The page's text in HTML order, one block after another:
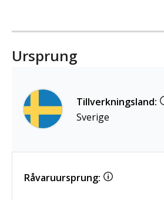
Ursprung
Tillverkningsland:
Sverige
Råvaruursprung: